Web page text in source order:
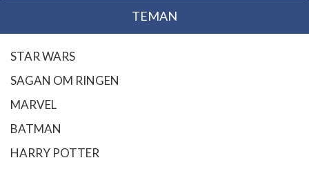
TEMAN
STAR WARS
SAGAN OM RINGEN
MARVEL
BATMAN
HARRY POTTER